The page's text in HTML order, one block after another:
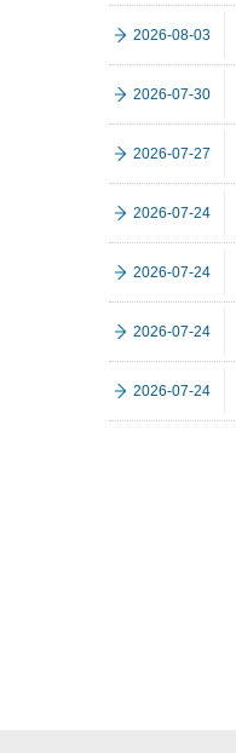
2026-08-03
2026-07-30
2026-07-27
2026-07-24
2026-07-24
2026-07-24
2026-07-24